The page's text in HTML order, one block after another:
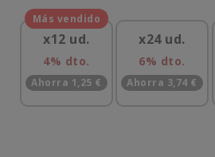
x12 ud.
4% dto.
Ahorra 1,25 €
x24 ud.
6% dto.
Ahorra 3,74 €